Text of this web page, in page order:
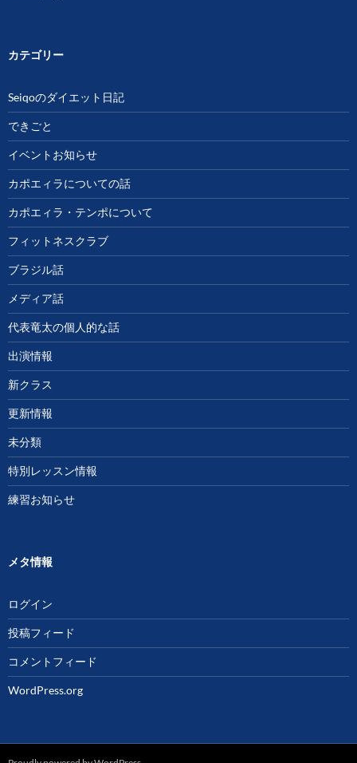
カテゴリー
Seiqoのダイエット日記
できごと
イベントお知らせ
カポエィラについての話
カポエィラ・テンポについて
フィットネスクラブ
ブラジル話
メディア話
代表竜太の個人的な話
出演情報
新クラス
更新情報
未分類
特別レッスン情報
練習お知らせ
メタ情報
ログイン
投稿フィード
コメントフィード
WordPress.org